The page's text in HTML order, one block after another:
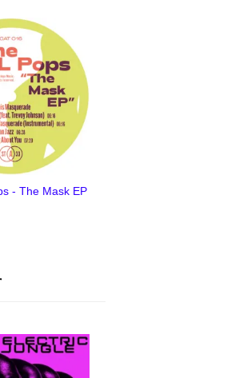
- The Mask EP